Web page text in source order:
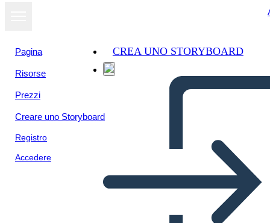
Pagina
Risorse
Prezzi
Creare uno Storyboard
Registro
Accedere
CREA UNO STORYBOARD